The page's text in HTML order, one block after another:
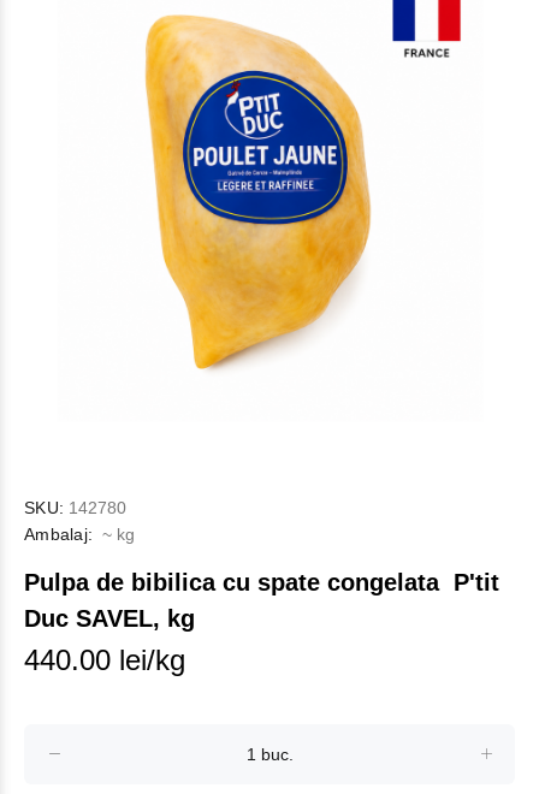
SKU: 142780
Ambalaj: ~ kg
Pulpa de bibilica cu spate congelata P'tit
Duc SAVEL, kg
440.00 lei/kg